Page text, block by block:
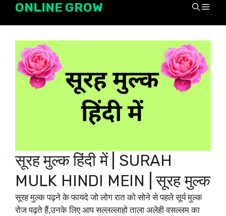
SkipONLINE GROW
सूरह मुल्क हिंदी में | SURAH
MULK HINDI MEIN | सूरह मुल्क
सूरह मुल्क पढ़ने के फायदे जो लोग रात को सोने से पहले सूर्य मुल्क
रोज पढ़ते हैं,उनके लिए आप सल्लल्लाहो ताला अलेही वसल्लम का